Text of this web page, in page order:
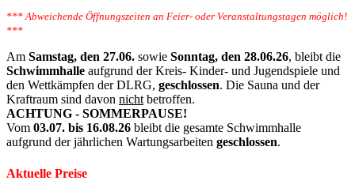
*** Abweichende Öffnungszeiten an Feier- oder Veranstaltungstagen möglich!
***
Am Samstag, den 27.06. sowie Sonntag, den 28.06.26, bleibt die
Schwimmhalle aufgrund der Kreis- Kinder- und Jugendspiele und
den Wettkämpfen der DLRG, geschlossen. Die Sauna und der
Kraftraum sind davon nicht betroffen.
ACHTUNG - SOMMERPAUSE!
Vom 03.07. bis 16.08.26 bleibt die gesamte Schwimmhalle
aufgrund der jährlichen Wartungsarbeiten geschlossen.
Aktuelle Preise